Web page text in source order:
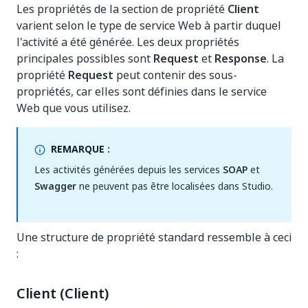
Les propriétés de la section de propriété Client
varient selon le type de service Web à partir duquel
l'activité a été générée. Les deux propriétés
principales possibles sont Request et Response. La
propriété Request peut contenir des sous-
propriétés, car elles sont définies dans le service
Web que vous utilisez.
REMARQUE :
Les activités générées depuis les services SOAPet
Swaggerne peuvent pas être localisées dans Studio.
Une structure de propriété standard ressemble à ceci
:
Client (Client)